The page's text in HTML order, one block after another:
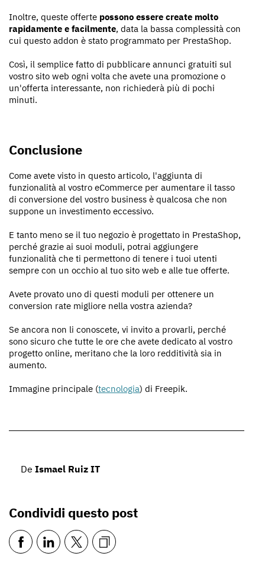
Inoltre, queste offerte possono essere create molto
rapidamente e facilmente, data la bassa complessità con
cui questo addon è stato programmato per PrestaShop.
Così, il semplice fatto di pubblicare annunci gratuiti sul
vostro sito web ogni volta che avete una promozione o
un'offerta interessante, non richiederà più di pochi
minuti.
Conclusione
Come avete visto in questo articolo, l'aggiunta di
funzionalità al vostro eCommerce per aumentare il tasso
di conversione del vostro business è qualcosa che non
suppone un investimento eccessivo.
E tanto meno se il tuo negozio è progettato in PrestaShop,
perché grazie ai suoi moduli, potrai aggiungere
funzionalità che ti permettono di tenere i tuoi utenti
sempre con un occhio al tuo sito web e alle tue offerte.
Avete provato uno di questi moduli per ottenere un
conversion rate migliore nella vostra azienda?
Se ancora non li conoscete, vi invito a provarli, perché
sono sicuro che tutte le ore che avete dedicato al vostro
progetto online, meritano che la loro redditività sia in
aumento.
Immagine principale (tecnologia) di Freepik.
De Ismael Ruiz IT
Condividi questo post